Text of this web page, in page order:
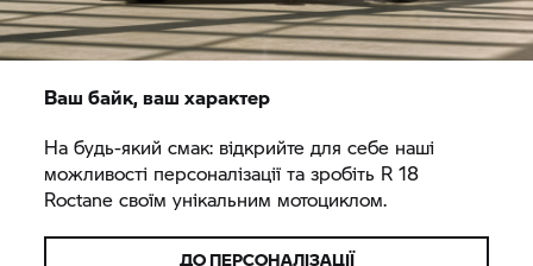
Ваш байк, ваш характер
На будь-який смак: відкрийте для себе наші
можливості персоналізації та зробіть R 18
Roctane своїм унікальним мотоциклом.
ДО ПЕРСОНАЛІЗАЦІЇ